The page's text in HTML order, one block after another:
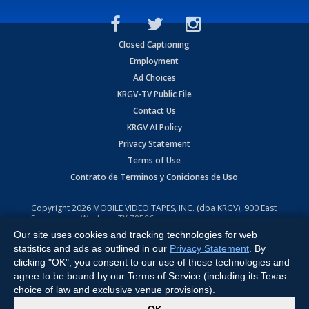
Closed Captioning
Employment
Ad Choices
KRGV-TV Public File
Contact Us
KRGV AI Policy
Privacy Statement
Terms of Use
Contrato de Terminos y Coniciones de Uso
Copyright2026 MOBILE VIDEO TAPES, INC. (dba KRGV), 900 East
Expressway, Weslaco, TX 78596.
All Rights Reserved. Powered by:Ruby Shore Software
Our site uses cookies and tracking technologies for web
statistics and ads as outlined in our Privacy Statement . By
clicking "OK", you consent to our use of these technologies and
agree to be bound by our Terms of Service (including its Texas
choice of law and exclusive venue provisions).